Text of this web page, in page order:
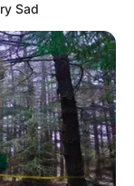
Sad